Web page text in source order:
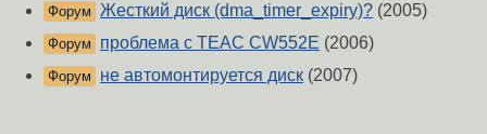
Форум Жесткий диск (dma_timer_expiry)? (2005)
Форум проблема с TEAC CW552E (2006)
Форум не автомонтируется диск (2007)